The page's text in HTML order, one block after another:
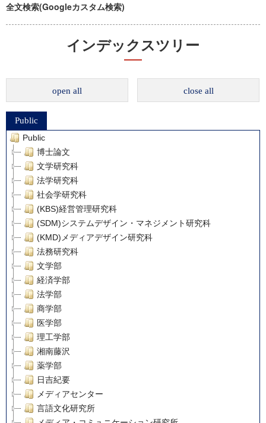
全文検索(Googleカスタム検索)
インデックスツリー
open all close all
Public
Public
博士論文
文学研究科
法学研究科
社会学研究科
(KBS)経営管理研究科
(SDM)システムデザイン・マネジメント研究科
(KMD)メディアデザイン研究科
法務研究科
文学部
経済学部
法学部
商学部
医学部
理工学部
湘南藤沢
薬学部
日吉紀要
メディアセンター
言語文化研究所